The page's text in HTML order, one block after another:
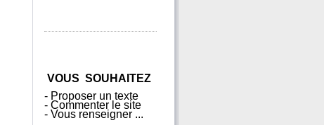
VOUS SOUHAITEZ
- Proposer un texte
- Commenter le site
- Vous renseigner ...